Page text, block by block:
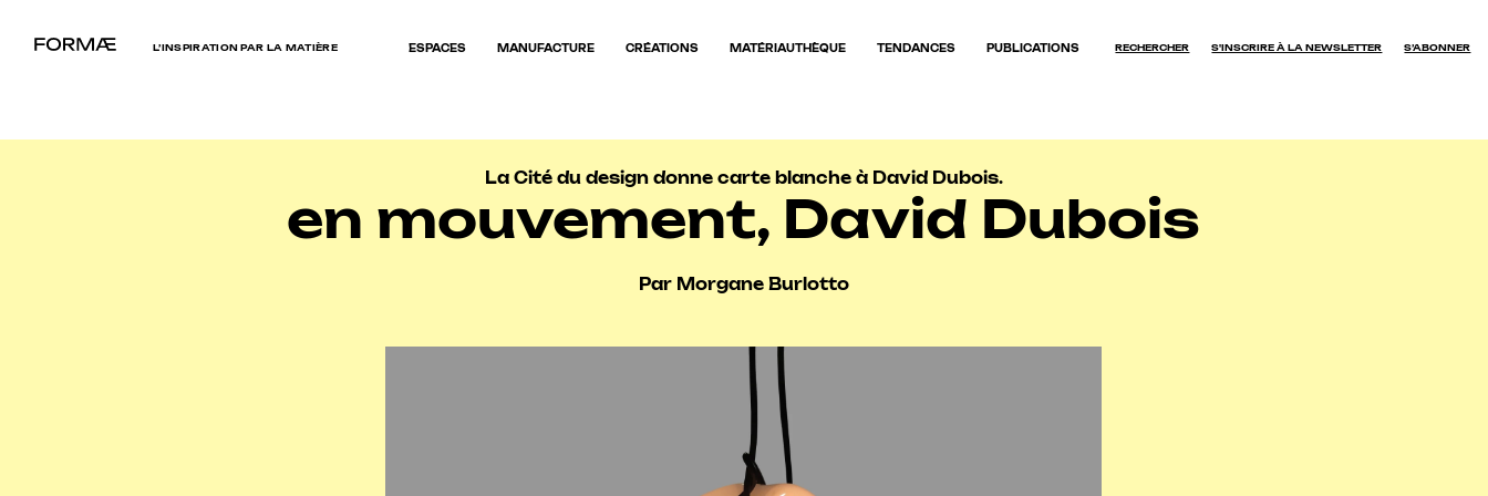
L’INSPIRATION PAR LA MATIÈRE ESPACES MANUFACTURE CRÉATIONS MATÉRIAUTHÈQUE TENDANCES PUBLICATIONS RECHERCHER S'INSCRIRE À LA NEWSLETTER S’ABONNER
La Cité du design donne carte blanche à David Dubois.
en mouvement, David Dubois
Par Morgane Burlotto